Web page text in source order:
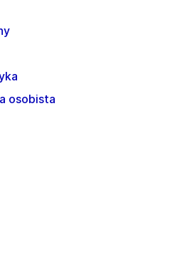
osobista